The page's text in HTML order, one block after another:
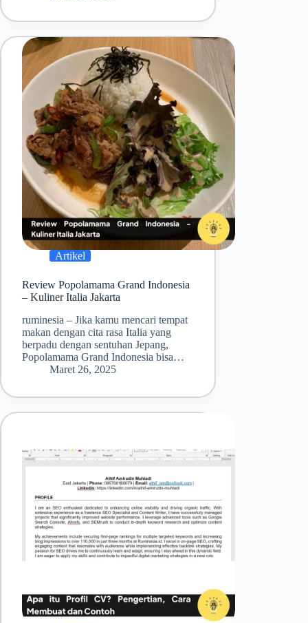
Artikel
Review Popolamama Grand Indonesia
– Kuliner Italia Jakarta
ruminesia – Jika kamu mencari tempat
makan dengan cita rasa Italia yang
berpadu dengan sentuhan Jepang,
Popolamama Grand Indonesia bisa…
Maret 26, 2025